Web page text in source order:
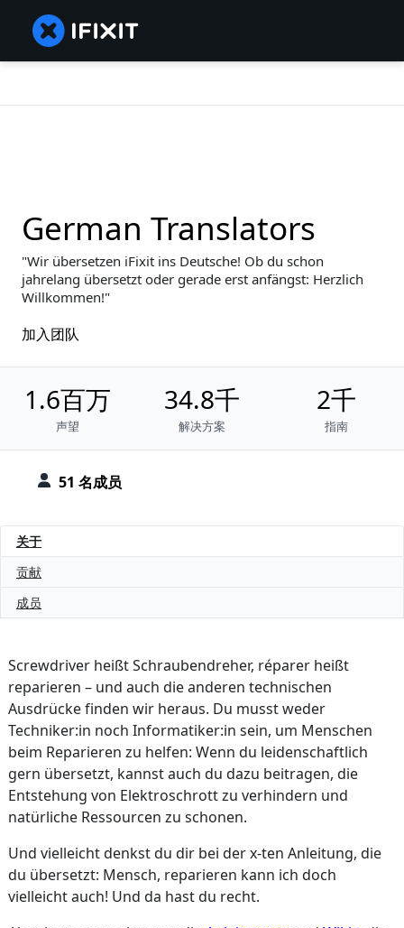
51 名成员
German Translators
Wir übersetzen iFixit ins Deutsche! Ob du schon
jahrelang übersetzt oder gerade erst anfängst: Herzlich
Willkommen!
加入团队
1.6百万
声望
34.8千
解决方案
2千
指南
关于
贡献
成员
Screwdriver heißt Schraubendreher, réparer heißt
reparieren – und auch die anderen technischen
Ausdrücke finden wir heraus. Du musst weder
Techniker:in noch Informatiker:in sein, um Menschen
beim Reparieren zu helfen: Wenn du leidenschaftlich
gern übersetzt, kannst auch du dazu beitragen, die
Entstehung von Elektroschrott zu verhindern und
natürliche Ressourcen zu schonen.
Und vielleicht denkst du dir bei der x-ten Anleitung, die
du übersetzt: Mensch, reparieren kann ich doch
vielleicht auch! Und da hast du recht.